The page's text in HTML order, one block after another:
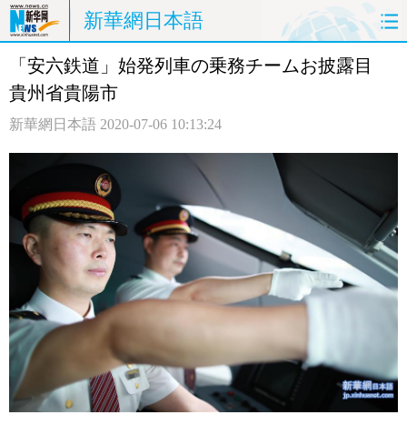
新華網日本語
ホームページ 政治 経済
中日対訳
「安六鉄道」始発列車の乗務チームお披露目
貴州省貴陽市
新華網日本語 2020-07-06 10:13:24